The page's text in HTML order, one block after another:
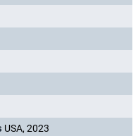
USA, 2023